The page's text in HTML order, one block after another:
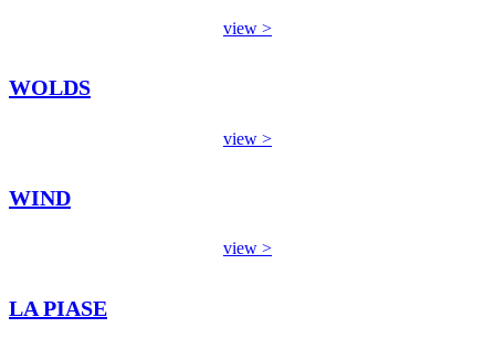
view >
WOLDS
view >
WIND
view >
LA PIASE